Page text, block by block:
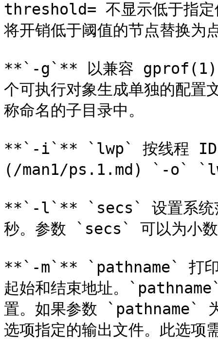
threshold= 不显示低于指
将开销低于阈值的节点替换为
**`-g`** 以兼容 gprof(1) 的
个可执行对象生成单独的配置
称命名的子目录中。
**`-i`** `lwp` 按线程 ID
(/man1/ps.1.md) `-o`
**`-l`** `secs` 设置系统范
秒。参数 `secs` 可以为小
**`-m`** `pathname` 打印
起始和结束地址。
置。如果参数 `pathname`
选项指定的输出文件。此选